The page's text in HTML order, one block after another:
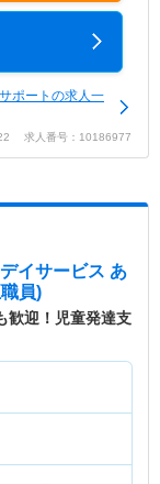
ポートの求人一
求人番号：10186977
イサービス あ
員)
歓迎！児童発達支